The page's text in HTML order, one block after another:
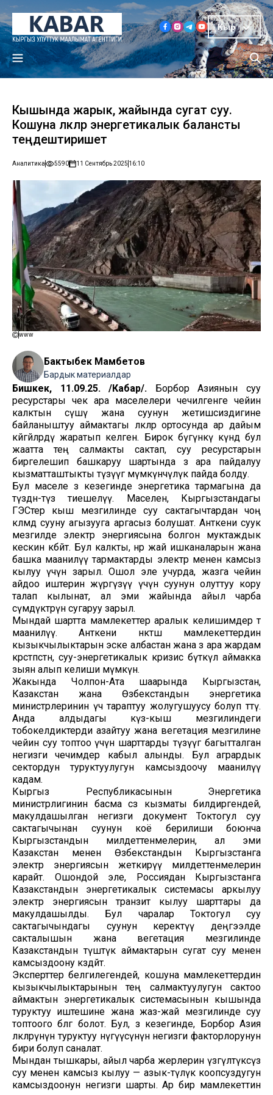
Кыр
Кышында жарык, жайында сугат суу.
Кошуна өлкөлөр энергетикалык балансты
теңдештиришет
Аналитика 5590 11 Сентябрь 2025 16:10
www
Бактыбек Мамбетов
Бардык материалдар
Бишкек, 11.09.25. /Кабар/. Борбор Азиянын суу
ресурстары чек ара маселелери чечилгенге чейин
калктын өсүшү жана суунун жетишсиздигине
байланыштуу аймактагы өлкөлөр ортосунда ар дайым
көйгөйлөрдү жаратып келген. Бирок бүгүнкү күндө бул
жаатта тең салмакты сактап, суу ресурстарын
биргелешип башкаруу шартында өз ара пайдалуу
кызматташтыкты түзүүгө мүмкүнчүлүк пайда болду.
Бул маселе өз кезегинде энергетика тармагына да
түздөн-түз тиешелүү. Маселен, Кыргызстандагы
ГЭСтер кыш мезгилинде суу сактагычтардан чоң
көлөмдө сууну агызууга аргасыз болушат. Анткени суук
мезгилде электр энергиясына болгон муктаждык
кескин көбөйөт. Бул калкты, өнөр жай ишканаларын жана
башка маанилүү тармактарды электр менен камсыз
кылуу үчүн зарыл. Ошол эле учурда, жазга чейин
айдоо иштерин жүргүзүү үчүн суунун олуттуу кору
талап кылынат, ал эми жайында айыл чарба
өсүмдүктөрүн сугаруу зарыл.
Мындай шартта мамлекеттер аралык келишимдер өтө
маанилүү. Анткени өнөктөш мамлекеттердин
кызыкчылыктарын эске албастан жана өз ара жардам
көрсөтпөстөн, суу-энергетикалык кризис бүткүл аймакка
зыян алып келиши мүмкүн.
Жакында Чолпон-Ата шаарында Кыргызстан,
Казакстан жана Өзбекстандын энергетика
министрлеринин үч тараптуу жолугушуусу болуп өттү.
Анда алдыдагы күз-кыш мезгилиндеги
тобокелдиктерди азайтуу жана вегетация мезгилине
чейин суу топтоо үчүн шарттарды түзүүгө багытталган
негизги чечимдер кабыл алынды. Бул агрардык
сектордун туруктуулугун камсыздоочу маанилүү
кадам.
Кыргыз Республикасынын Энергетика
министрлигинин басма сөз кызматы билдиргендей,
макулдашылган негизги документ Токтогул суу
сактагычынан суунун коё берилиши боюнча
Кыргызстандын милдеттенмелерин, ал эми
Казакстан менен Өзбекстандын Кыргызстанга
электр энергиясын жеткирүү милдеттенмелерин
карайт. Ошондой эле, Россиядан Кыргызстанга
Казакстандын энергетикалык системасы аркылуу
электр энергиясын транзит кылуу шарттары да
макулдашылды. Бул чаралар Токтогул суу
сактагычындагы суунун керектүү деңгээлде
сакталышын жана вегетация мезгилинде
Казакстандын түштүк аймактарын сугат суу менен
камсыздоону көздөйт.
Эксперттер белгилегендей, кошуна мамлекеттердин
кызыкчылыктарынын тең салмактуулугун сактоо
аймактын энергетикалык системасынын кышында
туруктуу иштешине жана жаз-жай мезгилинде суу
топтоого өбөлгө болот. Бул, өз кезегинде, Борбор Азия
өлкөлөрүнүн туруктуу өнүгүүсүнүн негизги факторлорунун
бири болуп саналат.
Мындан тышкары, айыл чарба жерлерин үзгүлтүксүз
суу менен камсыз кылуу — азык-түлүк коопсуздугун
камсыздоонун негизги шарты. Ар бир мамлекеттин